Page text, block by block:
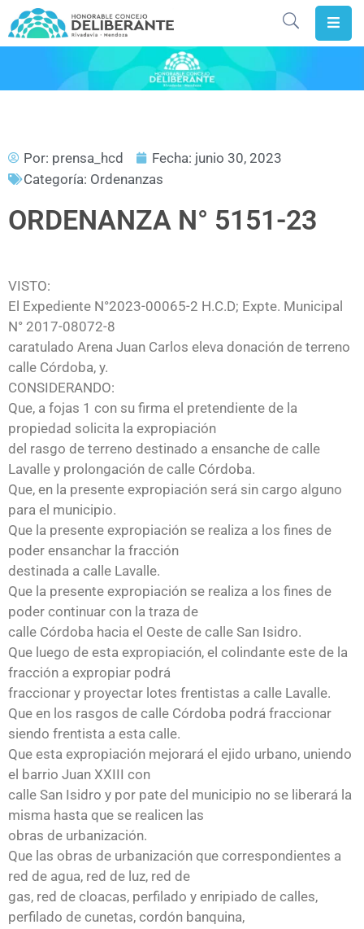
Concejales
Abierto
Actividad
Legislativa
La
Voz
Del
Pueblo
Noticias
Contacto
Por: prensa_hcd Fecha: junio 30, 2023
Categoría: Ordenanzas
ORDENANZA N° 5151-23
VISTO:
El Expediente N°2023-00065-2 H.C.D; Expte. Municipal
N° 2017-08072-8
caratulado Arena Juan Carlos eleva donación de terreno
calle Córdoba, y.
CONSIDERANDO:
Que, a fojas 1 con su firma el pretendiente de la
propiedad solicita la expropiación
del rasgo de terreno destinado a ensanche de calle
Lavalle y prolongación de calle Córdoba.
Que, en la presente expropiación será sin cargo alguno
para el municipio.
Que la presente expropiación se realiza a los fines de
poder ensanchar la fracción
destinada a calle Lavalle.
Que la presente expropiación se realiza a los fines de
poder continuar con la traza de
calle Córdoba hacia el Oeste de calle San Isidro.
Que luego de esta expropiación, el colindante este de la
fracción a expropiar podrá
fraccionar y proyectar lotes frentistas a calle Lavalle.
Que en los rasgos de calle Córdoba podrá fraccionar
siendo frentista a esta calle.
Que esta expropiación mejorará el ejido urbano, uniendo
el barrio Juan XXIII con
calle San Isidro y por pate del municipio no se liberará la
misma hasta que se realicen las
obras de urbanización.
Que las obras de urbanización que correspondientes a
red de agua, red de luz, red de
gas, red de cloacas, perfilado y enripiado de calles,
perfilado de cunetas, cordón banquina,